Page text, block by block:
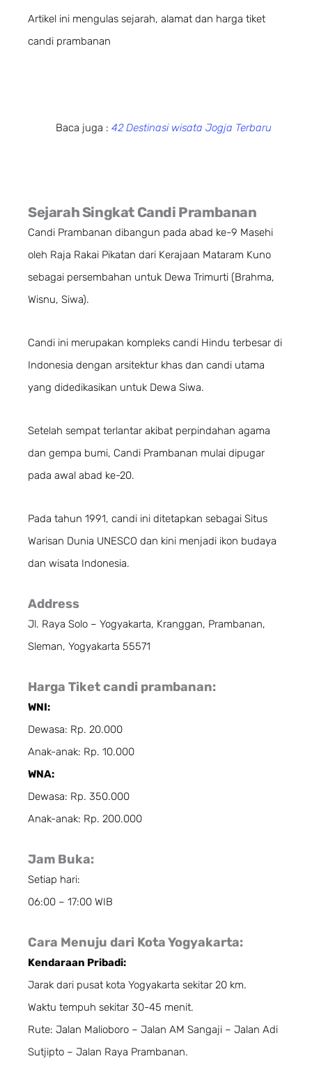
Artikel ini mengulas sejarah, alamat dan harga tiket
candi prambanan
Baca juga : 42 Destinasi wisata Jogja Terbaru
Sejarah Singkat Candi Prambanan
Candi Prambanan dibangun pada abad ke-9 Masehi
oleh Raja Rakai Pikatan dari Kerajaan Mataram Kuno
sebagai persembahan untuk Dewa Trimurti (Brahma,
Wisnu, Siwa).
Candi ini merupakan kompleks candi Hindu terbesar di
Indonesia dengan arsitektur khas dan candi utama
yang didedikasikan untuk Dewa Siwa.
Setelah sempat terlantar akibat perpindahan agama
dan gempa bumi, Candi Prambanan mulai dipugar
pada awal abad ke-20.
Pada tahun 1991, candi ini ditetapkan sebagai Situs
Warisan Dunia UNESCO dan kini menjadi ikon budaya
dan wisata Indonesia.
Address
Jl. Raya Solo – Yogyakarta, Kranggan, Prambanan,
Sleman, Yogyakarta 55571
Harga Tiket candi prambanan:
WNI:
Dewasa: Rp. 20.000
Anak-anak: Rp. 10.000
WNA:
Dewasa: Rp. 350.000
Anak-anak: Rp. 200.000
Jam Buka:
Setiap hari:
06:00 – 17:00 WIB
Cara Menuju dari Kota Yogyakarta:
Kendaraan Pribadi:
Jarak dari pusat kota Yogyakarta sekitar 20 km.
Waktu tempuh sekitar 30-45 menit.
Rute: Jalan Malioboro – Jalan AM Sangaji – Jalan Adi
Sutjipto – Jalan Raya Prambanan.